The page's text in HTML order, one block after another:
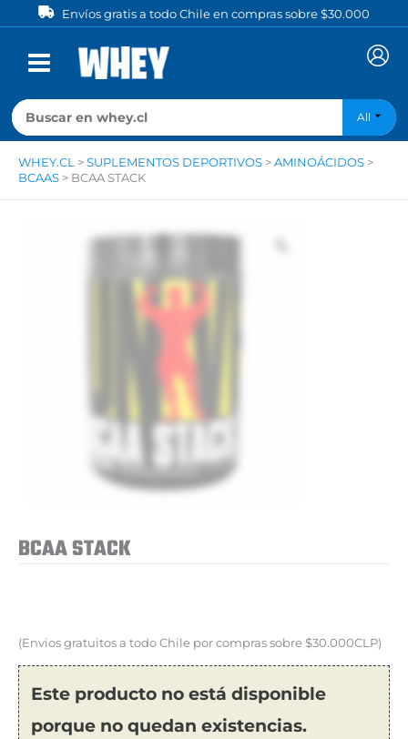
al
contenido
Envíos gratis a todo Chile en compras sobre $30.000
All
WHEY.CL > SUPLEMENTOS DEPORTIVOS > AMINOÁCIDOS >
BCAAS > BCAA STACK
BCAA STACK
(Envios gratuitos a todo Chile por compras sobre $30.000CLP)
Este producto no está disponible
porque no quedan existencias.